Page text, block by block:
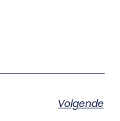
Volgende